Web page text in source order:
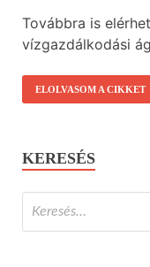
Továbbra is
vízgazdálkodási
ELOLVASOM A CIKKET
KERESÉS